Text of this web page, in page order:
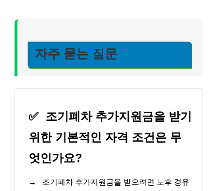
자주 묻는 질문
✅ 조기폐차 추가지원금을 받기
위한 기본적인 자격 조건은 무
엇인가요?
→
조기폐차 추가지원금을 받으려면 노후 경유